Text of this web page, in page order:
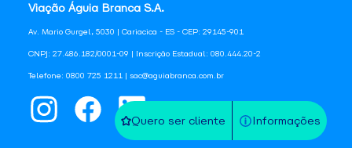
Quero ser cliente Informações
Viação Águia Branca S.A.
Av. Mario Gurgel, 5030 | Cariacica - ES - CEP: 29145-901
CNPJ: 27.486.182/0001-09 | Inscrição Estadual: 080.444.20-2
Telefone: 0800 725 1211 | sac@aguiabranca.com.br